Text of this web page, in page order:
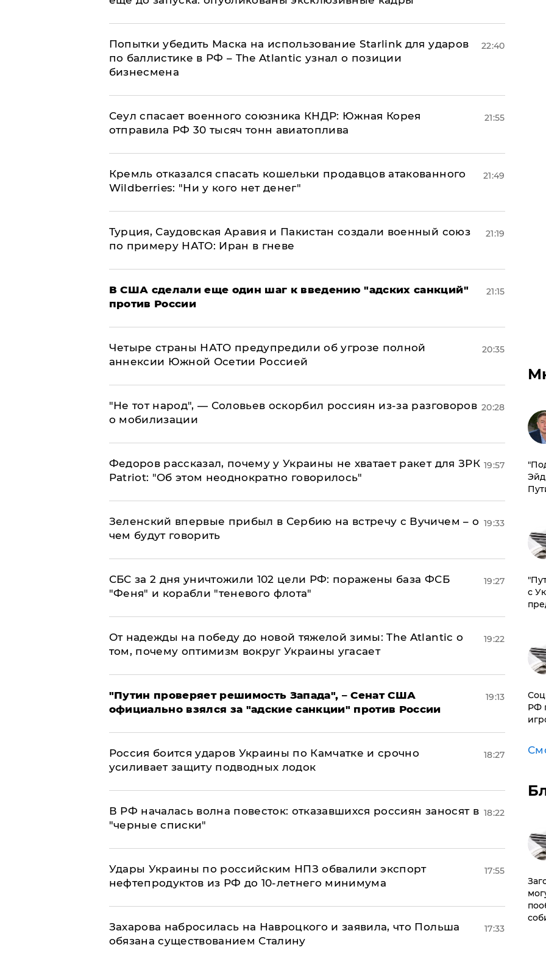
Попытки убедить Маска на использование Starlink для ударов
по баллистике в РФ – The Atlantic узнал о позиции
бизнесмена
22:40
​Сеул спасает военного союзника КНДР: Южная Корея
отправила РФ 30 тысяч тонн авиатоплива
21:55
Кремль отказался спасать кошельки продавцов атакованного
Wildberries: "Ни у кого нет денег"
21:49
Турция, Саудовская Аравия и Пакистан создали военный союз
по примеру НАТО: Иран в гневе
21:19
В США сделали еще один шаг к введению "адских санкций"
против России
21:15
Четыре страны НАТО предупредили об угрозе полной
аннексии Южной Осетии Россией
20:35
​"Не тот народ", — Соловьев оскорбил россиян из-за разговоров
о мобилизации
20:28
Федоров рассказал, почему у Украины не хватает ракет для ЗРК
Patriot: "Об этом неоднократно говорилось"
19:57
Зеленский впервые прибыл в Сербию на встречу с Вучичем – о
чем будут говорить
19:33
СБС за 2 дня уничтожили 102 цели РФ: поражены база ФСБ
"Феня" и корабли "теневого флота"
19:27
От надежды на победу до новой тяжелой зимы: The Atlantic о
том, почему оптимизм вокруг Украины угасает
19:22
"Путин проверяет решимость Запада", – Сенат США
официально взялся за "адские санкции" против России
19:13
Россия боится ударов Украины по Камчатке и срочно
усиливает защиту подводных лодок
18:27
​В РФ началась волна повесток: отказавшихся россиян заносят в
"черные списки"
18:22
Удары Украины по российским НПЗ обвалили экспорт
нефтепродуктов из РФ до 10-летнего минимума
17:55
​Захарова набросилась на Навроцкого и заявила, что Польша
обязана существованием Сталину
17:33
с
РФ